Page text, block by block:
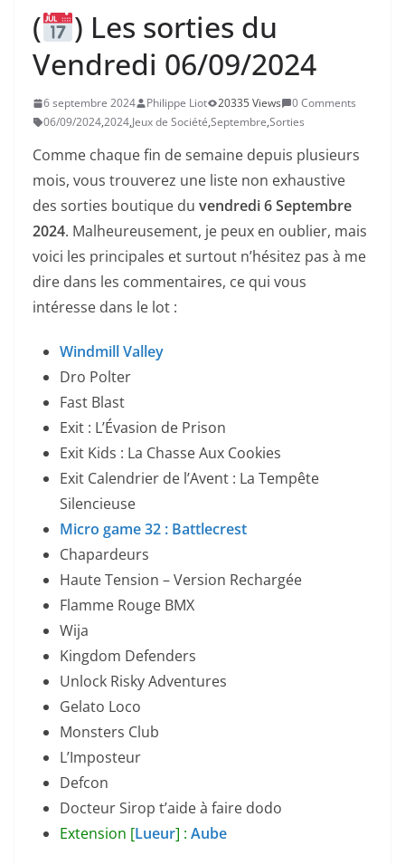
(
) Les sorties du
Vendredi 06/09/2024
6 septembre 2024 Philippe Liot 20335 Views
0 Comments
06/09/2024,2024,Jeux de Société,Septembre,Sorties
Comme chaque fin de semaine depuis plusieurs
mois, vous trouverez une liste non exhaustive
des sorties boutique du vendredi 6 Septembre
2024. Malheureusement, je peux en oublier, mais
voici les principales et surtout n’hésitez pas à me
dire dans les commentaires, ce qui vous
intéresse dans le lot :
Windmill Valley
Dro Polter
Fast Blast
Exit : L’Évasion de Prison
Exit Kids : La Chasse Aux Cookies
Exit Calendrier de l’Avent : La Tempête
Silencieuse
Micro game 32 : Battlecrest
Chapardeurs
Haute Tension – Version Rechargée
Flamme Rouge BMX
Wija
Kingdom Defenders
Unlock Risky Adventures
Gelato Loco
Monsters Club
L’Imposteur
Defcon
Docteur Sirop t’aide à faire dodo
Extension [Lueur] : Aube